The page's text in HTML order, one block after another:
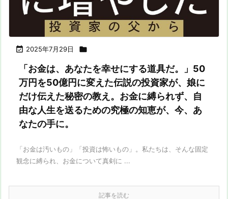
 2025年7月29日 
「お金は、あなたを幸せにする道具だ。」50
万円を50億円に変えた伝説の投資家が、娘に
だけ伝えた秘密の教え。お金に縛られず、自
由な人生を送るための究極の知恵が、今、あ
なたの手に。
「お金は汚いもの」「投資は怖いもの」。私たちは、そんな固定
観念に縛られ、お金について真剣に ...
記事を読む